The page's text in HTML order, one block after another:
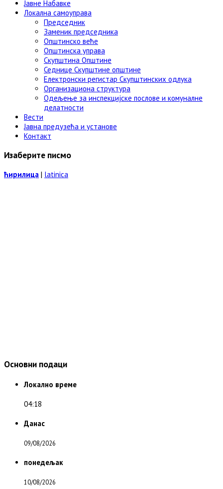
Јавне Набавке
Локална самоуправа
Председник
Заменик председника
Општинско веће
Општинска управа
Скупштина Општине
Седнице Скупштине општине
Електронски регистар Скупштинских одлука
Организациона структура
Одељење за инспекцијске послове и комуналне
делатности
Вести
Јавна предузећа и установе
Контакт
Изаберите писмо
ћирилица | latinica
Основни подаци
Локално време
04:18
Данас
09/08/2026
понедељак
10/08/2026